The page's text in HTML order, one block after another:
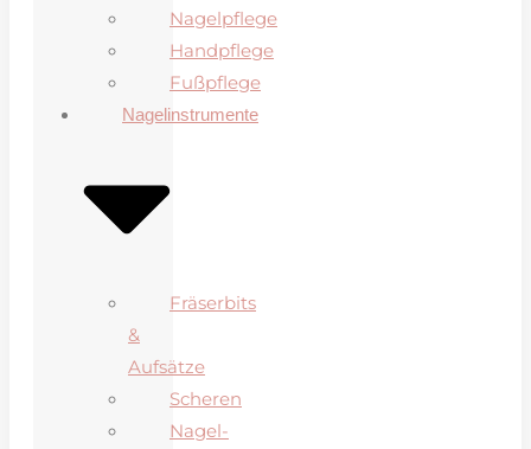
Nagelpflege
Handpflege
Fußpflege
Nagelinstrumente
Fräserbits
&
Aufsätze
Scheren
Nagel-